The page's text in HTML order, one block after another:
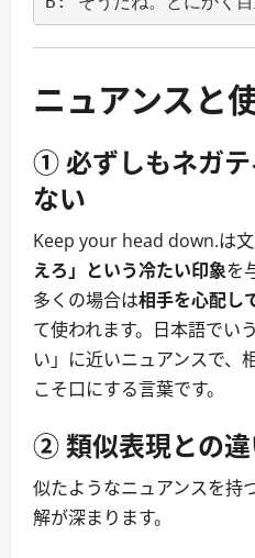
ニュアンスと
① 必ずしもネガ
ない
Keep your head down.は
えろ」という冷たい印象を
多くの場合は相手を心配し
て使われます。日本語でい
い」に近いニュアンスで、
こそ口にする言葉です。
② 類似表現との違
似たようなニュアンスを持
解が深まります。